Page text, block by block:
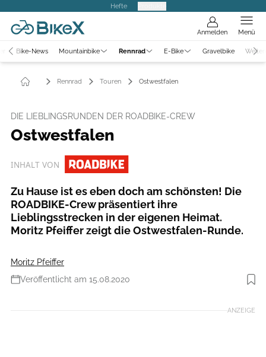
Hefte
Anmelden Menü
Bike-News Mountainbike Rennrad E-Bike Gravelbike
Rennrad Touren Ostwestfalen
DIE LIEBLINGSRUNDEN DER ROADBIKE-CREW
Ostwestfalen
INHALT VON
Zu Hause ist es eben doch am schönsten! Die
ROADBIKE-Crew präsentiert ihre
Lieblingsstrecken in der eigenen Heimat.
Moritz Pfeiffer zeigt die Ostwestfalen-Runde.
Moritz Pfeiffer
Veröffentlicht am 15.08.2020
Foto: Moritz Pfeiffer
ANZEIGE